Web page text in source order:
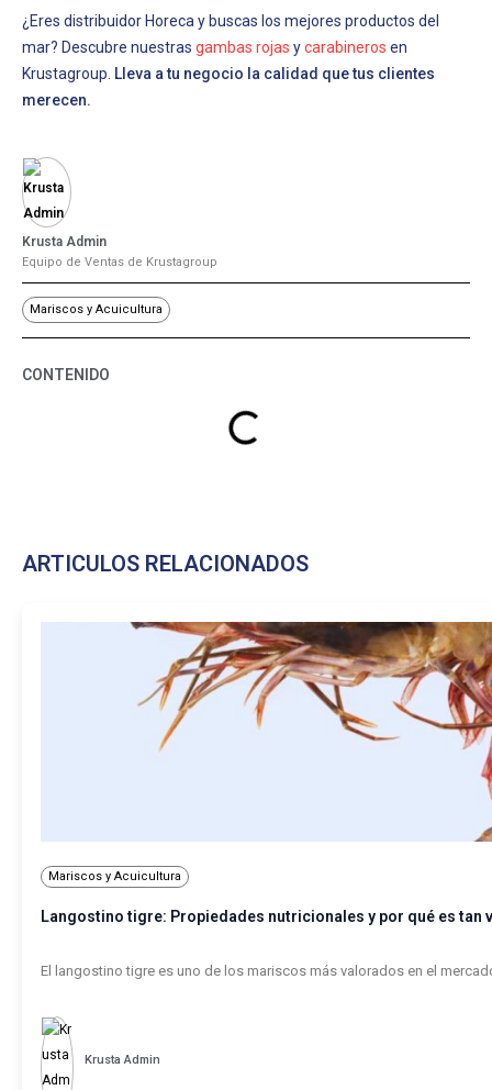
¿Eres distribuidor Horeca y buscas los mejores productos del
mar? Descubre nuestras gambas rojas ycarabineros en
Krustagroup. Lleva a tu negocio la calidad que tus clientes
merecen.
Krusta Admin
Equipo de Ventas de Krustagroup
Mariscos y Acuicultura
CONTENIDO
ARTICULOS RELACIONADOS
Mariscos y Acuicultura
Langostino tigre: Propiedades nutricionales y por qué es tan
El langostino tigre es uno de los mariscos más valorados en el
Krusta Admin